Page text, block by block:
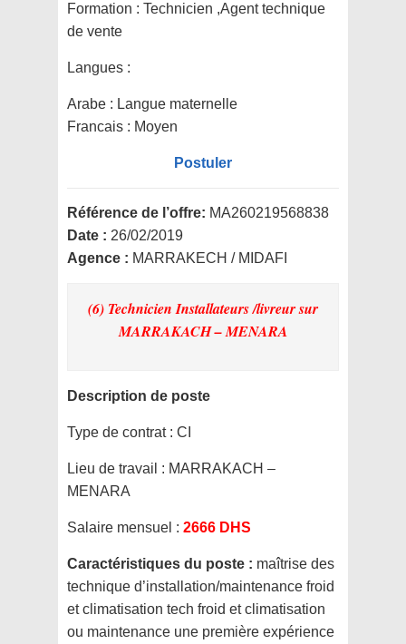
Formation : Technicien ,Agent technique
de vente
Langues :
Arabe : Langue maternelle
Francais : Moyen
Postuler
Référence de l’offre: MA260219568838
Date : 26/02/2019
Agence : MARRAKECH / MIDAFI
(6) Technicien Installateurs /livreursur
MARRAKACH – MENARA
Description de poste
Type de contrat : CI
Lieu de travail : MARRAKACH –
MENARA
Salaire mensuel : 2666 DHS
Caractéristiques du poste : maîtrise des
technique d’installation/maintenance froid
et climatisation tech froid et climatisation
ou maintenance une première expérience